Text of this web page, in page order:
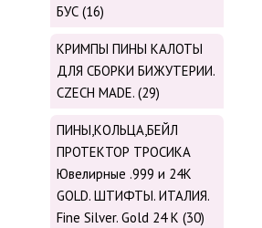
БУС (16)
КРИМПЫ ПИНЫ КАЛОТЫ
ДЛЯ СБОРКИ БИЖУТЕРИИ.
CZECH MADE. (29)
ПИНЫ,КОЛЬЦА,БЕЙЛ
ПРОТЕКТОР ТРОСИКА
Ювелирные .999 и 24К
GOLD. ШТИФТЫ. ИТАЛИЯ.
Fine Silver. Gold 24 K (30)